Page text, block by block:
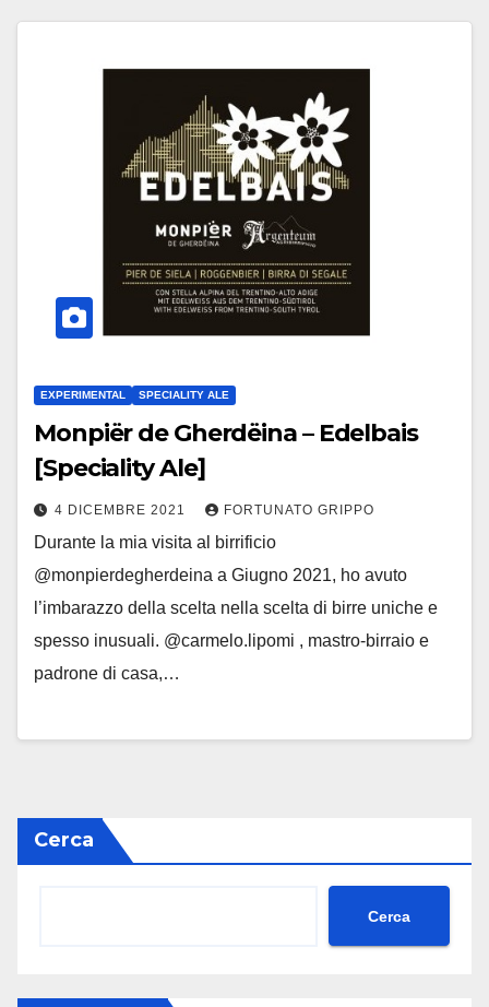
EXPERIMENTAL SPECIALITY ALE
Monpiër de Gherdëina – Edelbais
[Speciality Ale]
4 DICEMBRE 2021 FORTUNATO GRIPPO
Durante la mia visita al birrificio
@monpierdegherdeina a Giugno 2021, ho avuto
l’imbarazzo della scelta nella scelta di birre uniche e
spesso inusuali. @carmelo.lipomi , mastro-birraio e
padrone di casa,…
Cerca
Cerca